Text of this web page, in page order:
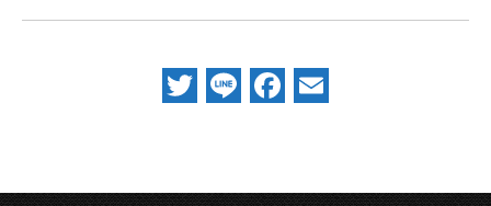
Twitter
LineFacebook